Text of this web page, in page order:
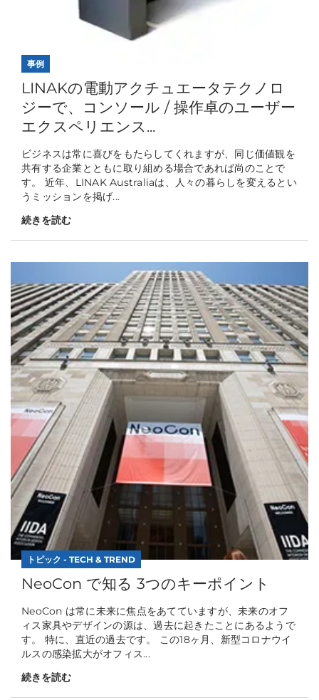
事例
LINAKの電動アクチュエータテクノロ
ジーで、コンソール / 操作卓のユーザー
エクスペリエンス...
ビジネスは常に喜びをもたらしてくれますが、同じ価値観を
共有する企業とともに取り組める場合であれば尚のことで
す。 近年、LINAK Australiaは、人々の暮らしを変えるとい
うミッションを掲げ...
続きを読む
トピック - TECH & TREND
NeoCon で知る 3つのキーポイント
NeoCon は常に未来に焦点をあてていますが、未来のオフ
ィス家具やデザインの源は、過去に起きたことにあるようで
す。 特に、直近の過去です。 この18ヶ月、新型コロナウイ
ルスの感染拡大がオフィス...
続きを読む